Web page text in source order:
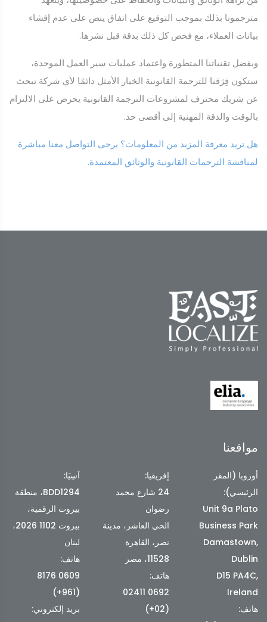
مترجمونا بذلك بموجب التوقيع على اتفاق ينص على عدم إفشاء
بيانات العملاء، مع فحص كل ذلك بدقة قبل نشرها.
وبفضل تقنياتنا المتطورة واعتماد عمليات سير العمل الموحدة،
ستكون فِرَقنا للترجمة القانونية الخيار الأمثل دائمًا لأي شركة تبحث
عن شريك محترف لمشروعات الترجمة القانونية يحرص على الالتزام
بالوقت والدقة المهنية إلى أقصى حد.
هل تريد معرفة المزيد من المعلومات؟ يرجى التواصل معنا مباشرة
لمناقشة الترجمات القانونية والوثائق المعتمدة.
مواقعنا
أوروبا (المقر
الرئيسي):
Unit 9a Plato
Business Park
Damastown,
Dublin
D15 PA4C,
Ireland
هاتف:
إفريقيا:
24 شارع محمد
رضوان
الحي العاشر، مدينة
نصر، القاهرة
11528، مصر
هاتف:
0692 02411
(02+)
آسِيَا:
BDD1294، منطقة
بيروت الرقمية،
بيروت 1102 2026،
لبنان
هاتف:
0609 8176
(961+)
بريد إلكتروني: